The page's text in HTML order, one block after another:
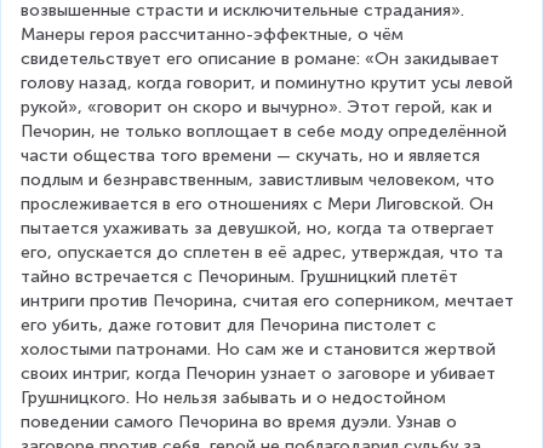
возвышенные страсти и исключительные страдания».
Манеры героя рассчитанно-эффектные, о чём
свидетельствует его описание в романе: «Он закидывает
голову назад, когда говорит, и поминутно крутит усы левой
рукой», «говорит он скоро и вычурно». Этот герой, как и
Печорин, не только воплощает в себе моду определённой
части общества того времени — скучать, но и является
подлым и безнравственным, завистливым человеком, что
прослеживается в его отношениях с Мери Лиговской. Он
пытается ухаживать за девушкой, но, когда та отвергает
его, опускается до сплетен в её адрес, утверждая, что та
тайно встречается с Печориным. Грушницкий плетёт
интриги против Печорина, считая его соперником, мечтает
его убить, даже готовит для Печорина пистолет с
холостыми патронами. Но сам же и становится жертвой
своих интриг, когда Печорин узнает о заговоре и убивает
Грушницкого. Но нельзя забывать и о недостойном
поведении самого Печорина во время дуэли. Узнав о